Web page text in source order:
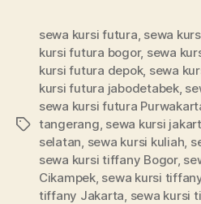
Tag
sewa kursi futura, sewa
kursi futura bogor, sewa
kursi futura depok, sewa
kursi futura jabodetabek,
sewa kursi futura
tangerang, sewa kursi
selatan, sewa kursi kuliah,
sewa kursi tiffany Bogor,
Cikampek, sewa kursi
tiffany Jakarta, sewa kursi